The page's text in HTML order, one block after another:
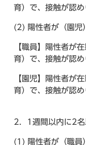
育）で、接触が認
(2) 陽性者が（園児
【職員】陽性者が
育）で、接触が認
【園児】陽性者が
育）で、接触が認
2．1週間以内に2
(1) 陽性者が（職員